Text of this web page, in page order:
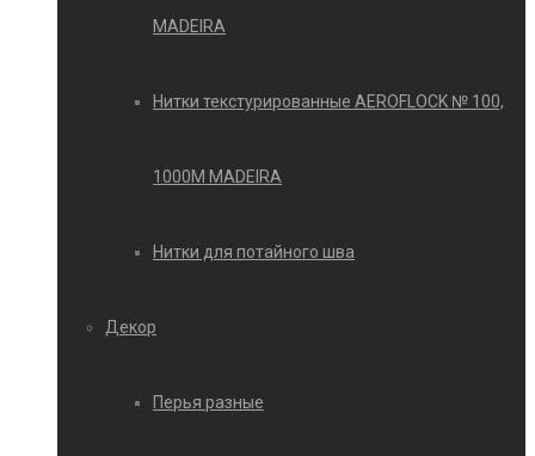
MADEIRA
Нитки текстурированные AEROFLOCK № 100,
1000М MADEIRA
Нитки для потайного шва
Декор
Перья разные